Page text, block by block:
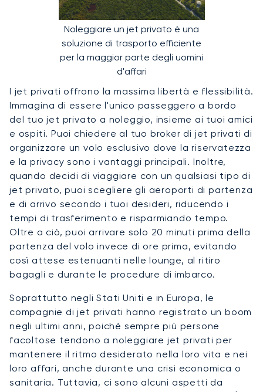
Noleggiare un jet privato è una
soluzione di trasporto efficiente
per la maggior parte degli uomini
d'affari
I jet privati offrono la massima libertà e flessibilità.
Immagina di essere l'unico passeggero a bordo
del tuo jet privato a noleggio, insieme ai tuoi amici
e ospiti. Puoi chiedere al tuo broker di jet privati di
organizzare un volo esclusivo dove la riservatezza
e la privacy sono i vantaggi principali. Inoltre,
quando decidi di viaggiare con un qualsiasi tipo di
jet privato, puoi scegliere gli aeroporti di partenza
e di arrivo secondo i tuoi desideri, riducendo i
tempi di trasferimento e risparmiando tempo.
Oltre a ciò, puoi arrivare solo 20 minuti prima della
partenza del volo invece di ore prima, evitando
così attese estenuanti nelle lounge, al ritiro
bagagli e durante le procedure di imbarco.
Soprattutto negli Stati Uniti e in Europa, le
compagnie di jet privati hanno registrato un boom
negli ultimi anni, poiché sempre più persone
facoltose tendono a noleggiare jet privati per
mantenere il ritmo desiderato nella loro vita e nei
loro affari, anche durante una crisi economica o
sanitaria. Tuttavia, ci sono alcuni aspetti da